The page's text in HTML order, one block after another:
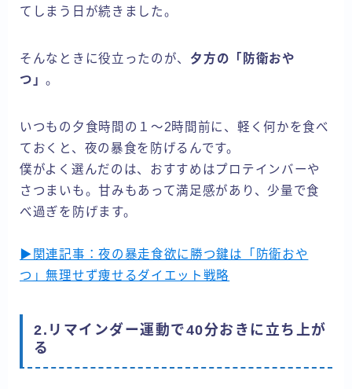
てしまう日が続きました。
そんなときに役立ったのが、 夕方の「防衛おや
つ」。
いつもの夕食時間の１～2時間前に、軽く何かを食べ
ておくと、夜の暴食を防げるんです。
僕がよく選んだのは、おすすめはプロテインバーや
さつまいも。甘みもあって満足感があり、少量で食
べ過ぎを防げます。
▶関連記事：夜の暴走食欲に勝つ鍵は「防衛おや
つ」無理せず痩せるダイエット戦略
2.リマインダー運動で40分おきに立ち上が
る